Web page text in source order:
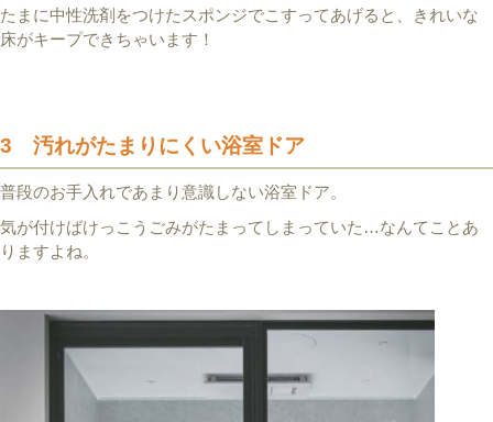
たまに中性洗剤をつけたスポンジでこすってあげると、きれいな
床がキープできちゃいます！
3 汚れがたまりにくい浴室ドア
普段のお手入れであまり意識しない浴室ドア。
気が付けばけっこうごみがたまってしまっていた…なんてことあ
りますよね。